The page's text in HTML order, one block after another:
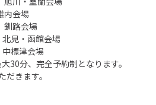
内会場
釧路会場
北見・函館会場
中標津会場
30分、完全予約制となります。
きます。